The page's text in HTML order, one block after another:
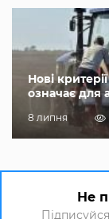
Нові
означає для
8 липня
Не